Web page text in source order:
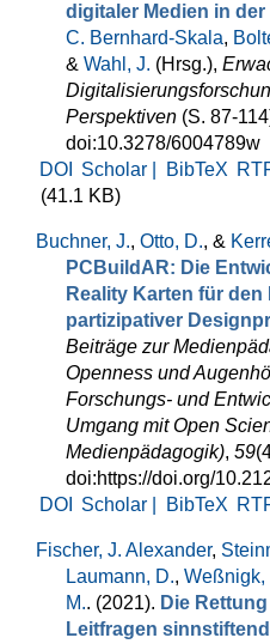
digitaler Medien in
C. Bernhard-Skala,
& Wahl, J. (Hrsg.),
Perspektiven (S. 87-
doi:10.3278/6004789w
DOI
Scholar | BibTeX
(41.1 KB)
Buchner, J., Otto, D., &
PCBuildAR: Die
Reality Karten für
partizipativer
Beiträge zur
Openness und
Forschungs- und
Umgang mit Open
Medienpädagogik), 59
doi:https://doi.org/
DOI
Scholar | BibTeX
Fischer, J. Alexander,
Laumann, D., Weßnigk,
M.. (2021). Die
Leitfragen